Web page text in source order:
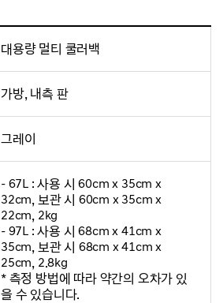
대용량 멀티 쿨러백
가방, 내측 판
그레이
- 67L : 사용 시 60cm x 35cm x
32cm, 보관 시 60cm x 35cm x
22cm, 2kg
- 97L : 사용 시 68cm x 41cm x
35cm, 보관 시 68cm x 41cm x
25cm, 2.8kg
* 측정 방법에 따라 약간의 오차가 있
을 수 있습니다.